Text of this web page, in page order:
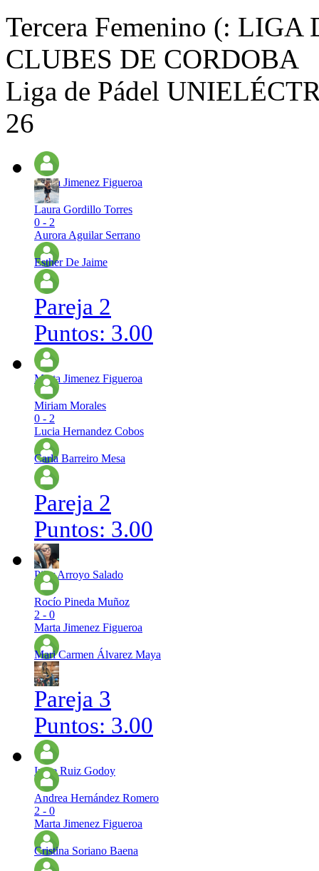
Tercera Femenino (:
CLUBES DE CORDOBA
Liga de Pádel
26
Marta Jimenez Figueroa
Laura Gordillo Torres
0 - 2
Aurora Aguilar Serrano
Esther De Jaime
Pareja 2
Puntos: 3.00
Marta Jimenez Figueroa
Miriam Morales
0 - 2
Lucia Hernandez Cobos
Carla Barreiro Mesa
Pareja 2
Puntos: 3.00
Pilar Arroyo Salado
Rocío Pineda Muñoz
2 - 0
Marta Jimenez Figueroa
Mari Carmen Álvarez Maya
Pareja 3
Puntos: 3.00
Irene Ruiz Godoy
Andrea Hernández Romero
2 - 0
Marta Jimenez Figueroa
Cristina Soriano Baena